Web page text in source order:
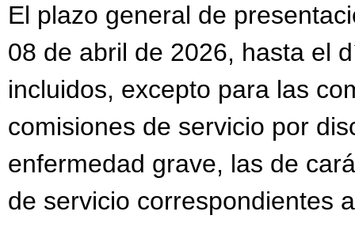
El plazo general de
08 de abril de 2026, hasta el
incluidos, excepto para las
comisiones de servicio por
enfermedad grave, las de
de servicio correspondientes